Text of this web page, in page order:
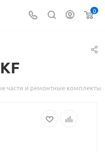
0
части и ремонтные комплекты